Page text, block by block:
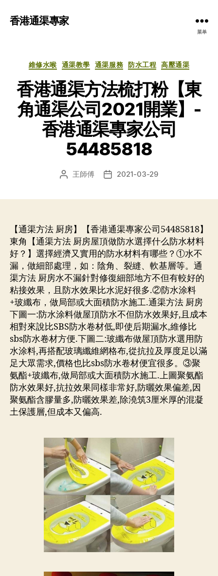
香港通渠專家
菜单
分
維修水喉 通渠教學 通渠服務 防水工程 高壓通渠
香港通渠方法梳打粉【東
角通渠公司2021開業】-
香港通渠專家公司
54485818
文 王師傅
发 2021-03-29
【通渠方法 厨房】【香港通渠專家公司54485818】
東角【通渠方法 厨房屋頂做防水選擇什么防水材料
好？】選擇經濟又實用的防水材料有哪些？①水不
漏，做細部處理，如：陰角、裂縫、軟基層等。通
渠方法 厨房水不漏針對修復細部地方不但有較好的
粘接效果，且防水效果比水泥好很多.②防水涂料
+玻纖布，做局部或大面積防水施工.通渠方法 厨房
下圖一:防水涂料做屋頂防水不但防水效果好,且成本
相對來說比SBS防水卷材低,即使后期漏水,維修比
sbs防水卷材方便.下圖二:玻纖布做屋頂防水選用防
水涂料,再搭配玻璃纖維網格布,從抗拉及厚度足以滿
足大眾需求,價格也比sbs防水卷材便宜很多。③聚
氨酯+玻纖布,做局部或大面積防水施工.上圖聚氨酯
防水效果好,抗拉效果同樣非常好,防曬效果偏差,因
聚氨酯含膠量多,防曬效果差,除澆筑3厘米厚的混凝
土保護層,但成本又偏高.